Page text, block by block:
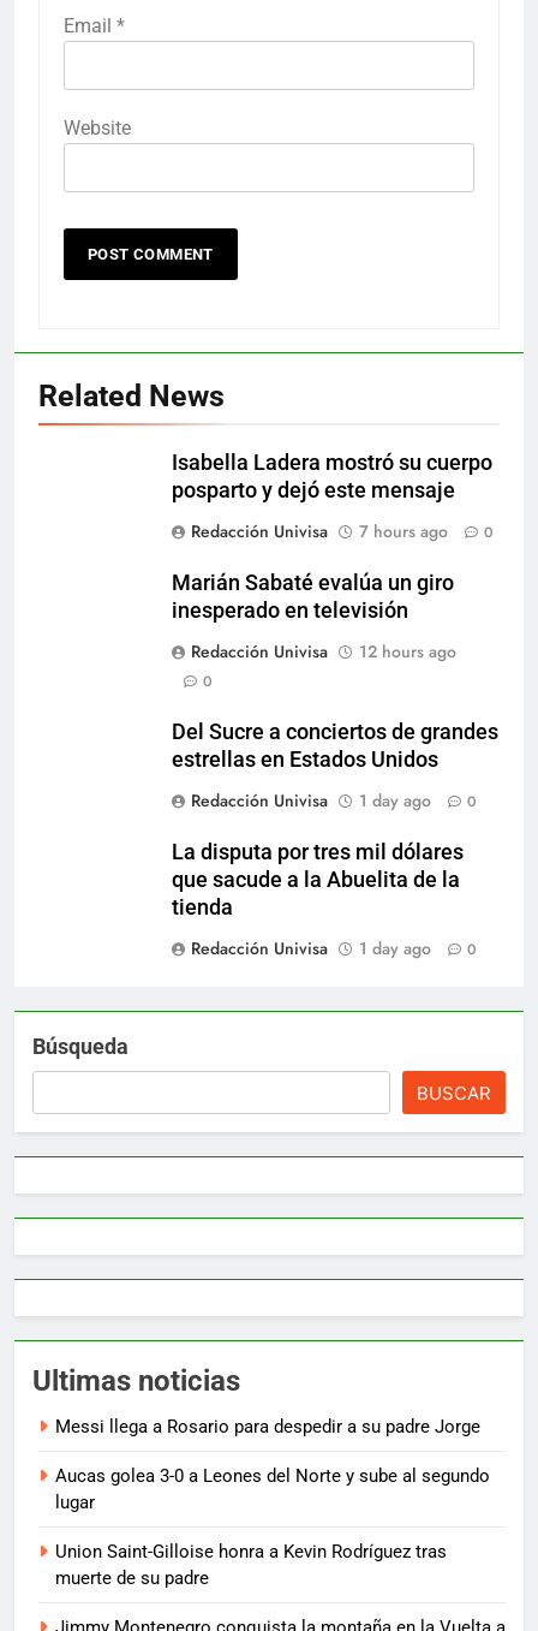
Email *
Website
Related News
Isabella Ladera mostró su cuerpo
posparto y dejó este mensaje
Redacción Univisa
7 hours ago 0
Marián Sabaté evalúa un giro
inesperado en televisión
Redacción Univisa
12 hours ago
0
Del Sucre a conciertos de grandes
estrellas en Estados Unidos
Redacción Univisa
1 day ago 0
La disputa por tres mil dólares
que sacude a la Abuelita de la
tienda
Redacción Univisa
1 day ago 0
Búsqueda
BUSCAR
Ultimas noticias
Messi llega a Rosario para despedir a su padre Jorge
Aucas golea 3-0 a Leones del Norte y sube al segundo
lugar
Union Saint-Gilloise honra a Kevin Rodríguez tras
muerte de su padre